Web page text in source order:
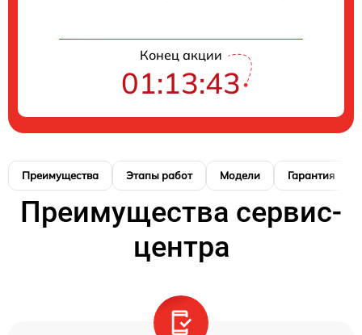
Конец акции
01:13:41
Преимущества Этапы работ Модели Гарантия
Преимущества сервис-
центра